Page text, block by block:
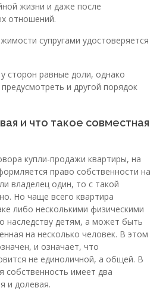
жизни и даже после
отношений.
супругами удостоверяется
сторон равные доли, однако
и другой порядок
и что такое совместная
купли-продажи квартиры, на
право собственности на
владелец один, то с такой
Но чаще всего квартира
либо несколькими физическими
наследству детям, а может быть
на несколько человек. В этом
и означает, что
не единоличной, а общей. В
имеет два
и долевая.